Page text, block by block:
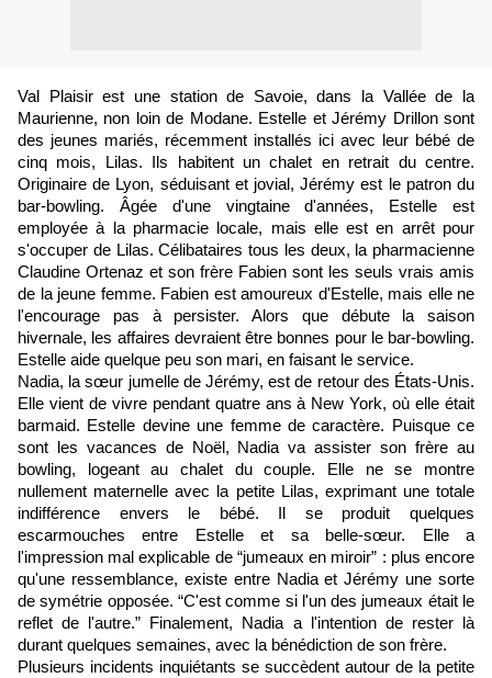
Val Plaisir est une station de Savoie, dans la Vallée de la
Maurienne, non loin de Modane. Estelle et Jérémy Drillon sont
des jeunes mariés, récemment installés ici avec leur bébé de
cinq mois, Lilas. Ils habitent un chalet en retrait du centre.
Originaire de Lyon, séduisant et jovial, Jérémy est le patron du
bar-bowling. Âgée d'une vingtaine d'années, Estelle est
employée à la pharmacie locale, mais elle est en arrêt pour
s'occuper de Lilas. Célibataires tous les deux, la pharmacienne
Claudine Ortenaz et son frère Fabien sont les seuls vrais amis
de la jeune femme. Fabien est amoureux d'Estelle, mais elle ne
l'encourage pas à persister. Alors que débute la saison
hivernale, les affaires devraient être bonnes pour le bar-bowling.
Estelle aide quelque peu son mari, en faisant le service.
Nadia, la sœur jumelle de Jérémy, est de retour des États-Unis.
Elle vient de vivre pendant quatre ans à New York, où elle était
barmaid. Estelle devine une femme de caractère. Puisque ce
sont les vacances de Noël, Nadia va assister son frère au
bowling, logeant au chalet du couple. Elle ne se montre
nullement maternelle avec la petite Lilas, exprimant une totale
indifférence envers le bébé. Il se produit quelques
escarmouches entre Estelle et sa belle-sœur. Elle a
l'impression mal explicable de “jumeaux en miroir” : plus encore
qu'une ressemblance, existe entre Nadia et Jérémy une sorte
de symétrie opposée. “C'est comme si l'un des jumeaux était le
reflet de l'autre.” Finalement, Nadia a l'intention de rester là
durant quelques semaines, avec la bénédiction de son frère.
Plusieurs incidents inquiétants se succèdent autour de la petite